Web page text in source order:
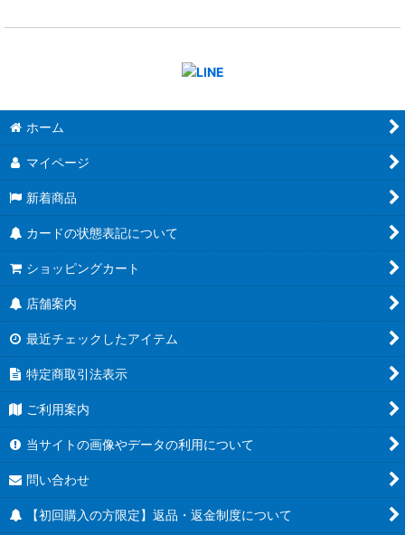
ホーム
マイページ
新着商品
カードの状態表記について
ショッピングカート
店舗案内
最近チェックしたアイテム
特定商取引法表示
ご利用案内
当サイトの画像やデータの利用について
問い合わせ
【初回購入の方限定】返品・返金制度について